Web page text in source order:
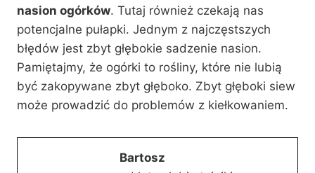
nasion ogórków. Tutaj również czekają nas
potencjalne pułapki. Jednym z najczęstszych
błędów jest zbyt głębokie sadzenie nasion.
Pamiętajmy, że ogórki to rośliny, które nie lubią
być zakopywane zbyt głęboko. Zbyt głęboki siew
może prowadzić do problemów z kiełkowaniem.
Bartosz